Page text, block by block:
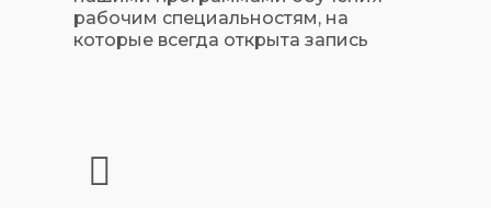
рабочим специальностям, на
которые всегда открыта запись